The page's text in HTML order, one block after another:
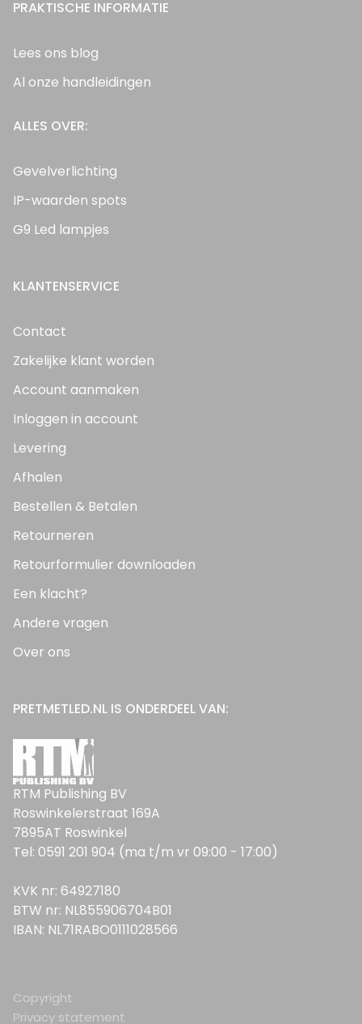
PRAKTISCHE INFORMATIE
Lees ons blog
Al onze handleidingen
ALLES OVER:
Gevelverlichting
IP-waarden spots
G9 Led lampjes
KLANTENSERVICE
Contact
Zakelijke klant worden
Account aanmaken
Inloggen in account
Levering
Afhalen
Bestellen & Betalen
Retourneren
Retourformulier downloaden
Een klacht?
Andere vragen
Over ons
PRETMETLED.NL IS ONDERDEEL VAN:
RTM Publishing BV
Roswinkelerstraat 169A
7895AT Roswinkel
Tel: 0591 201 904 (ma t/m vr 09:00 - 17:00)
KVK nr: 64927180
BTW nr: NL855906704B01
IBAN: NL71RABO0111028566
Copyright
Privacy statement